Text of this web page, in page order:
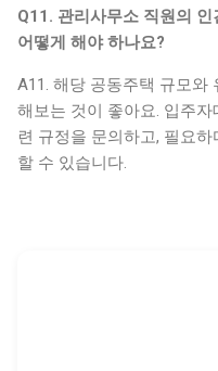
Q11. 관리사무소 직원의
어떻게 해야 하나요?
A11. 해당 공동주택 규모와
해보는 것이 좋아요. 입주
련 규정을 문의하고, 필요
할 수 있습니다.